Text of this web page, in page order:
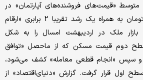
متوسط «قیمت‌های فروشنده‌های آپارتمان» در
مرز مترمربعی 200‌میلیون تومان به همراه یک رشد تقریبا 2 برابری «ارقام
بازار ملک در اردیبهشت امسال را به شکل
دوم قیمت مسکن که از ماحصل «توافق
و سپس «انجام قطعی معامله» کشف می‌شود،
اول قرار گرفت. گزارش «دنیای‌اقتصاد» از